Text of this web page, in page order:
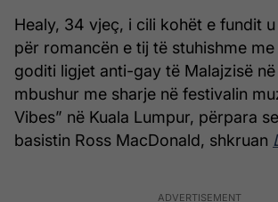
Healy, 34 vjeç, i cili kohët e fundit
për romancën e tij të stuhishme
goditi ligjet anti-gay të Malajzisë
mbushur me sharje në festivalin
Vibes” në Kuala Lumpur, përpara
basistin Ross MacDonald, shkruan